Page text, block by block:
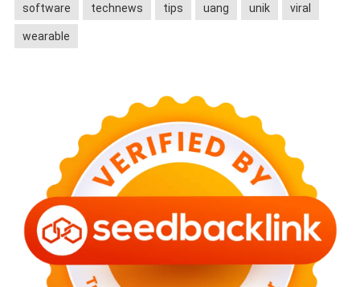
software technews tips uang unik viral
wearable